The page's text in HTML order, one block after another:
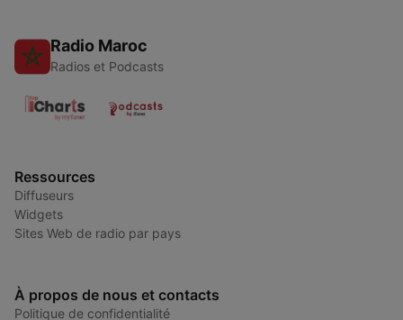
Radio Maroc
Radios et Podcasts
Ressources
Diffuseurs
Widgets
Sites Web de radio par pays
À propos de nous et contacts
Politique de confidentialité